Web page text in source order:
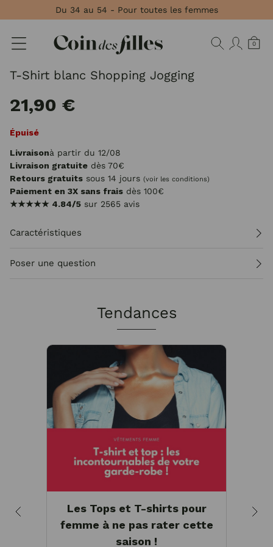
Du 34 au 54 - Pour toutes les femmes
0
T-Shirt blanc Shopping Jogging
21,90 €
Épuisé
Livraisonà partir du 12/08
Livraison gratuite dès 70€
Retours gratuits sous 14 jours (voir les conditions)
Paiement en 3X sans frais dès 100€
★★★★★ 4.84/5 sur 2565 avis
Caractéristiques
Poser une question
Tendances
Les Tops et T-shirts pour
femme à ne pas rater cette
saison !
Panneau de gestion des cookies